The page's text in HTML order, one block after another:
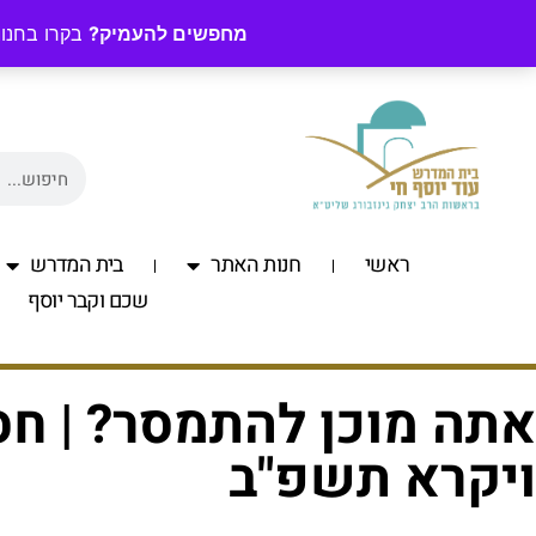
מחפשים להעמיק? בקרו
ראשי חנות האתר בית המדרש
שכם וקבר יוסף
אתה מוכן להתמסר? |
ויקרא תשפ"ב